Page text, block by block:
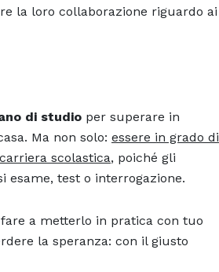
la loro collaborazione riguardo ai
di studio per superare in
Ma non solo: essere in grado di
scolastica, poiché gli
esame, test o interrogazione.
a metterlo in pratica con tuo
la speranza: con il giusto